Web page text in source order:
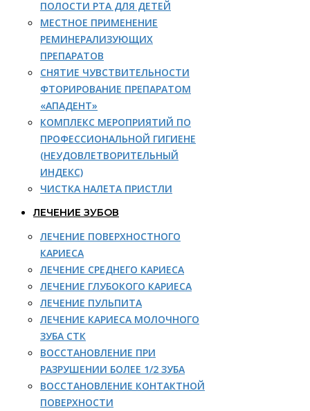
ПОЛОСТИ РТА ДЛЯ ДЕТЕЙ
МЕСТНОЕ ПРИМЕНЕНИЕ
РЕМИНЕРАЛИЗУЮЩИХ
ПРЕПАРАТОВ
СНЯТИЕ ЧУВСТВИТЕЛЬНОСТИ
ФТОРИРОВАНИЕ ПРЕПАРАТОМ
«АПАДЕНТ»
КОМПЛЕКС МЕРОПРИЯТИЙ ПО
ПРОФЕССИОНАЛЬНОЙ ГИГИЕНЕ
(НЕУДОВЛЕТВОРИТЕЛЬНЫЙ
ИНДЕКС)
ЧИСТКА НАЛЕТА ПРИСТЛИ
ЛЕЧЕНИЕ ЗУБОВ
ЛЕЧЕНИЕ ПОВЕРХНОСТНОГО
КАРИЕСА
ЛЕЧЕНИЕ СРЕДНЕГО КАРИЕСА
ЛЕЧЕНИЕ ГЛУБОКОГО КАРИЕСА
ЛЕЧЕНИЕ ПУЛЬПИТА
ЛЕЧЕНИЕ КАРИЕСА МОЛОЧНОГО
ЗУБА СТК
ВОССТАНОВЛЕНИЕ ПРИ
РАЗРУШЕНИИ БОЛЕЕ 1/2 ЗУБА
ВОССТАНОВЛЕНИЕ КОНТАКТНОЙ
ПОВЕРХНОСТИ